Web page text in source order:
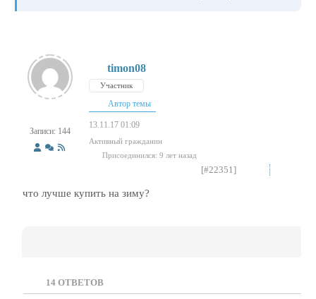
Записи: 144
timon08
Участник
Автор темы
13.11.17 01:09
Активный гражданин
Присоединился: 9 лет назад
[#22351]
что лучше купить на зиму?
14 ОТВЕТОВ